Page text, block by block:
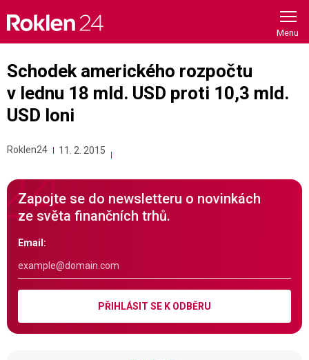
content
Schodek amerického rozpočtu
v lednu 18 mld. USD proti 10,3 mld.
USD loni
Roklen24 11. 2. 2015
Zapojte se do newsletteru o novinkách
ze světa finančních trhů.
Email:
PŘIHLÁSIT SE K ODBĚRU